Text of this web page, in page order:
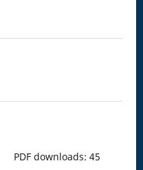
PDF downloads: 45